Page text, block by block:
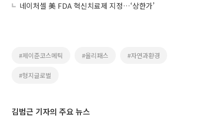
네이처셀 美 FDA 혁신치료제 지정…‘상한가’
#제이준코스메틱 #올리패스 #자연과환경
#형지글로벌
김범근 기자의 주요 뉴스